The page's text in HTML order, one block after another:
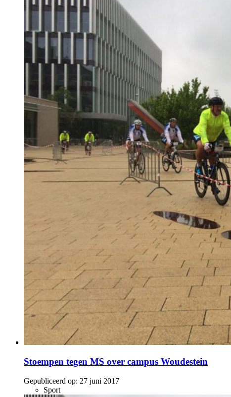
Stoempen tegen MS over campus Woudestein
Gepubliceerd op: 27 juni 2017
Sport